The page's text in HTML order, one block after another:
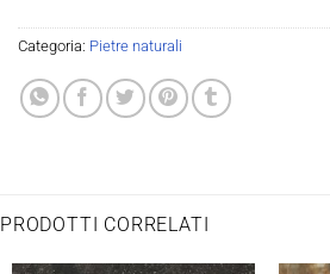
Categoria: Pietre naturali
PRODOTTI CORRELATI